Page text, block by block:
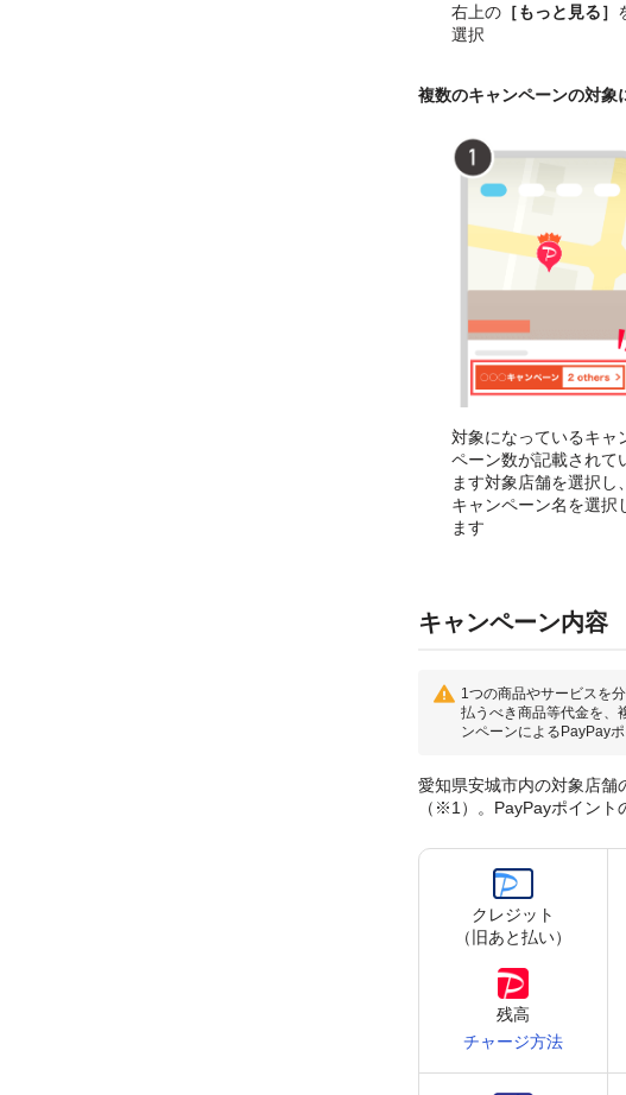
右上の ［もっと見る］
選択
複数のキャンペーンの対象
対象になっているキャ
ペーン数が記載されて
ます対象店舗を選択し、
キャンペーン名を選択
ます
キャンペーン内容
1つの商品やサービスを
払うべき商品等代金を、
ンペーンによるPayPay
愛知県安城市内の対象店舗
（※1）。PayPayポイント
クレジット
（旧あと払い）
残高
チャージ方法